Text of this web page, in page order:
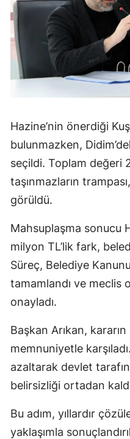
Hazine’nin önerdiği
bulunmazken,
seçildi. Toplam değeri
taşınmazların
görüldü.
Mahsuplaşma sonucu
milyon TL’lik fark,
Süreç, Belediye
tamamlandı ve meclis
onayladı.
Başkan Arıkan, kararın
memnuniyetle
azaltarak devlet
belirsizliği ortadan
Bu adım, yıllardır
yaklaşımla